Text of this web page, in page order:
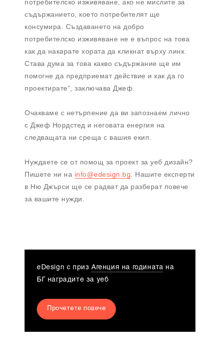
потребителско изживяване, ако не мислите за
съдържанието, което потребителят ще
консумира. Създаването на добро
потребителско изживяване не е въпрос на това
как да накарате хората да кликнат върху линк.
Става дума за това какво съдържание ще им
помогне да предприемат действие и как да го
проектирате“, заключава Джеф.
Очакваме с нетърпение да ви запознаем лично
с Джеф Нордстед и неговата енергия на
следващата ни среща с вашия екип.
Нуждаете се от помощ за проект за уеб дизайн?
Пишете ни на info@edesign.bg . Нашите експерти
в Ню Джърси ще се радват да разберат повече
за вашите нужди.
eDesign с приз Агенция на годината на
БГ наградите за уеб
Прочетете повече